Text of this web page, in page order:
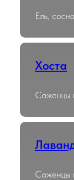
Ель,
Хоста
Саженцы
Саженцы